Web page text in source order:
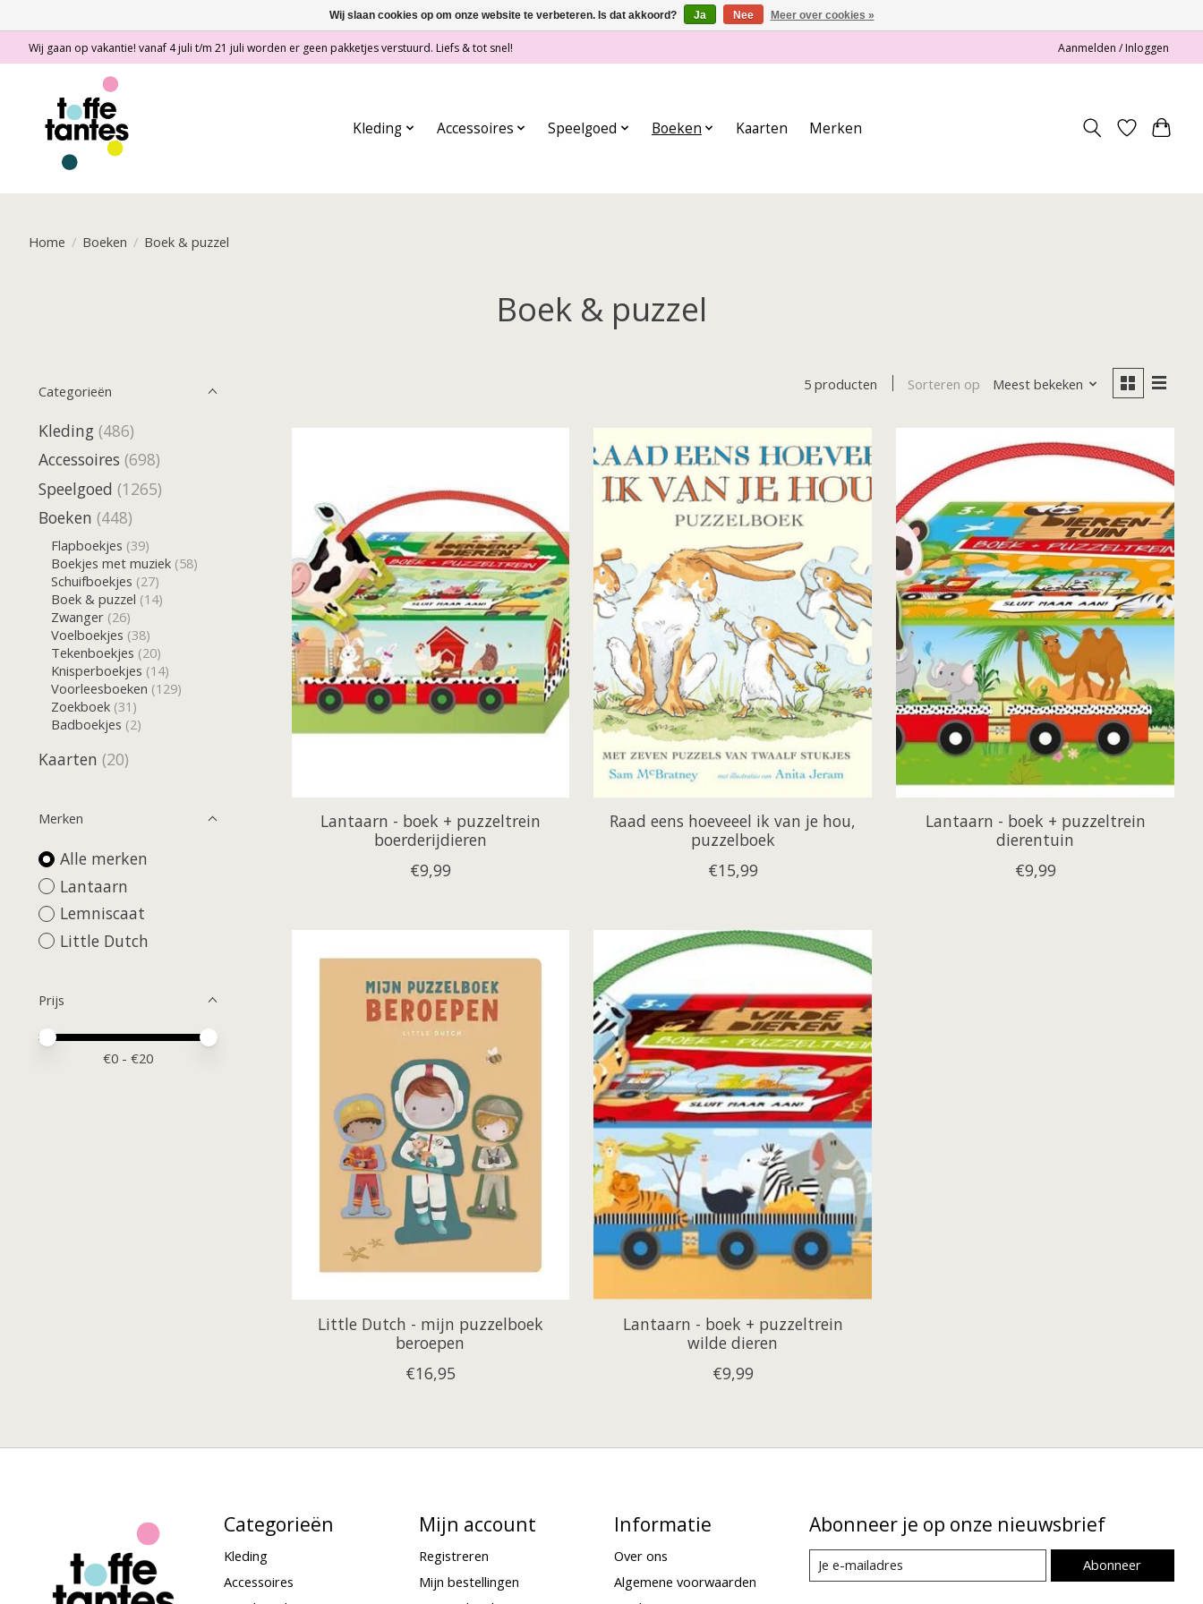
Wij gaan op vakantie! vanaf 4 juli t/m 21 juli worden er geen pakketjes verstuurd. Liefs & tot snel! Aanmelden / Inloggen
Kleding Accessoires Speelgoed Boeken Kaarten Merken
Home / Boeken / Boek & puzzel
Boek & puzzel
Categorieën
Kleding (486)
Accessoires (698)
Speelgoed (1265)
Boeken (448)
Flapboekjes (39)
Boekjes met muziek (58)
Schuifboekjes (27)
Boek & puzzel (14)
Zwanger (26)
Voelboekjes (38)
Tekenboekjes (20)
Knisperboekjes (14)
Voorleesboeken (129)
Zoekboek (31)
Badboekjes (2)
Kaarten (20)
Merken
Alle merken
Lantaarn
Lemniscaat
Little Dutch
Prijs
Minimale prijswaarde
Price maximum value
€0 - €20
5 producten Sorteren op Meest bekeken
Lantaarn - boek + puzzeltrein
boerderijdieren
€9,99
Raad eens hoeveeel ik van je hou,
puzzelboek
€15,99
Lantaarn - boek + puzzeltrein
dierentuin
€9,99
Little Dutch - mijn puzzelboek
beroepen
€16,95
Lantaarn - boek + puzzeltrein
wilde dieren
€9,99
Categorieën
Kleding
Accessoires
Mijn account
Registreren
Mijn bestellingen
Informatie
Over ons
Algemene voorwaarden
Abonneer je op onze nieuwsbrief
Abonneer
Wij slaan cookies op om onze website te verbeteren. Is dat akkoord? Ja Nee Meer over cookies »